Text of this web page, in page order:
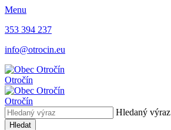
Menu
353 394 237
info@otrocin.eu
Otročín
Otročín
Hledaný výraz
Hledat